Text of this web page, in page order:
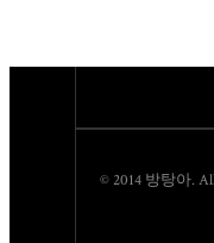
© 2014 방탕아.